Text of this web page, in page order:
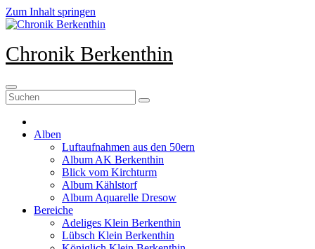
Zum Inhalt springen
Chronik Berkenthin
Alben
Luftaufnahmen aus den 50ern
Album AK Berkenthin
Blick vom Kirchturm
Album Kählstorf
Album Aquarelle Dresow
Bereiche
Adeliges Klein Berkenthin
Lübsch Klein Berkenthin